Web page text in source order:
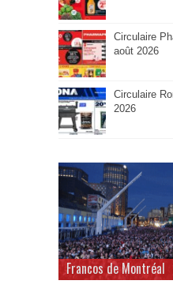
Circulaire
août 2026
Circulaire
2026
Francos de Montréal